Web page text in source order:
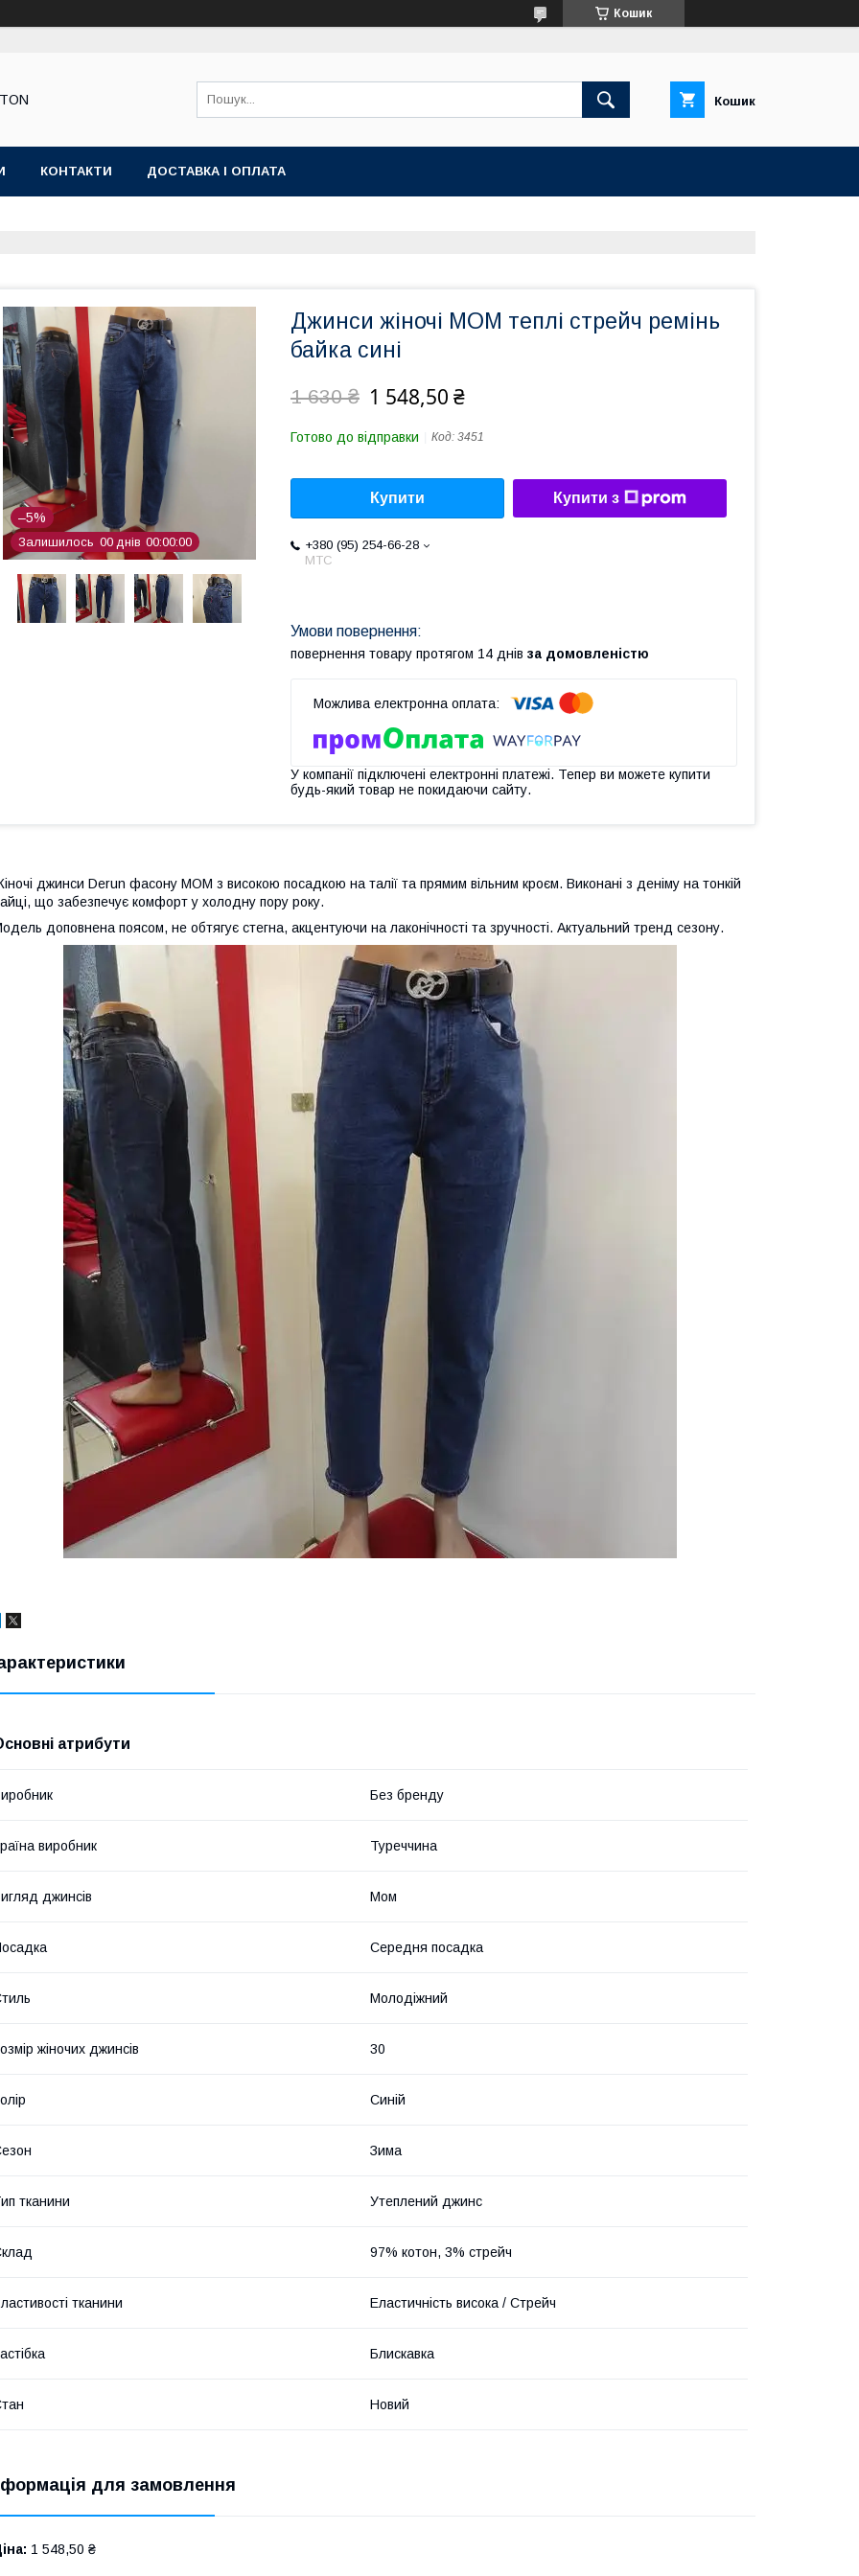
Кошик
Кошик
КОНТАКТИ ДОСТАВКА І ОПЛАТА
–5%
Залишилось 00 днів 00 00 00
Джинси жіночі МОМ теплі стрейч ремінь
байка сині
1 630 ₴ 1 548,50 ₴
Готово до відправки Код: 3451
Купити Купити з
+380 (95) 254-66-28
МТС
повернення товару протягом 14 днів за домовленістю
У компанії підключені електронні платежі. Тепер ви можете купити
будь-який товар не покидаючи сайту.
джинси Derun фасону MOM з високою посадкою на талії та прямим вільним кроєм. Виконані з деніму на тонкій
що забезпечує комфорт у холодну пору року.
доповнена поясом, не обтягує стегна, акцентуючи на лаконічності та зручності. Актуальний тренд сезону.
атрибути
Без бренду
виробник Туреччина
джинсів Мом
Середня посадка
Молодіжний
жіночих джинсів 30
Синій
Зима
тканини Утеплений джинс
97% котон, 3% стрейч
тканини Еластичність висока / Стрейч
Блискавка
Новий
для замовлення
1 548,50 ₴